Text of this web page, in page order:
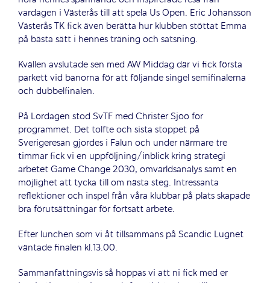
vardagen i Västerås till att spela Us Open. Eric Johansson
Västerås TK fick även berätta hur klubben stöttat Emma
på bästa sätt i hennes träning och satsning.
Kvällen avslutade sen med AW Middag där vi fick första
parkett vid banorna för att följande singel semifinalerna
och dubbelfinalen.
På Lördagen stod SvTF med Christer Sjöö för
programmet. Det tolfte och sista stoppet på
Sverigeresan gjordes i Falun och under närmare tre
timmar fick vi en uppföljning/inblick kring strategi
arbetet Game Change 2030, omvärldsanalys samt en
möjlighet att tycka till om nästa steg. Intressanta
reflektioner och inspel från våra klubbar på plats skapade
bra förutsättningar för fortsatt arbete.
Efter lunchen som vi åt tillsammans på Scandic Lugnet
väntade finalen kl.13.00.
Sammanfattningsvis så hoppas vi att ni fick med er